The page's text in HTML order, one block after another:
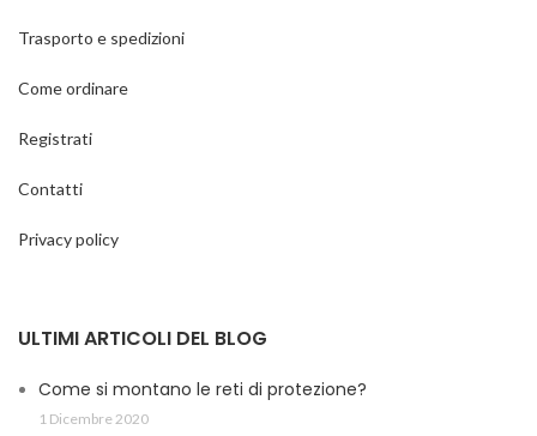
Trasporto e spedizioni
Come ordinare
Registrati
Contatti
Privacy policy
ULTIMI ARTICOLI DEL BLOG
Come si montano le reti di protezione?
1 Dicembre 2020